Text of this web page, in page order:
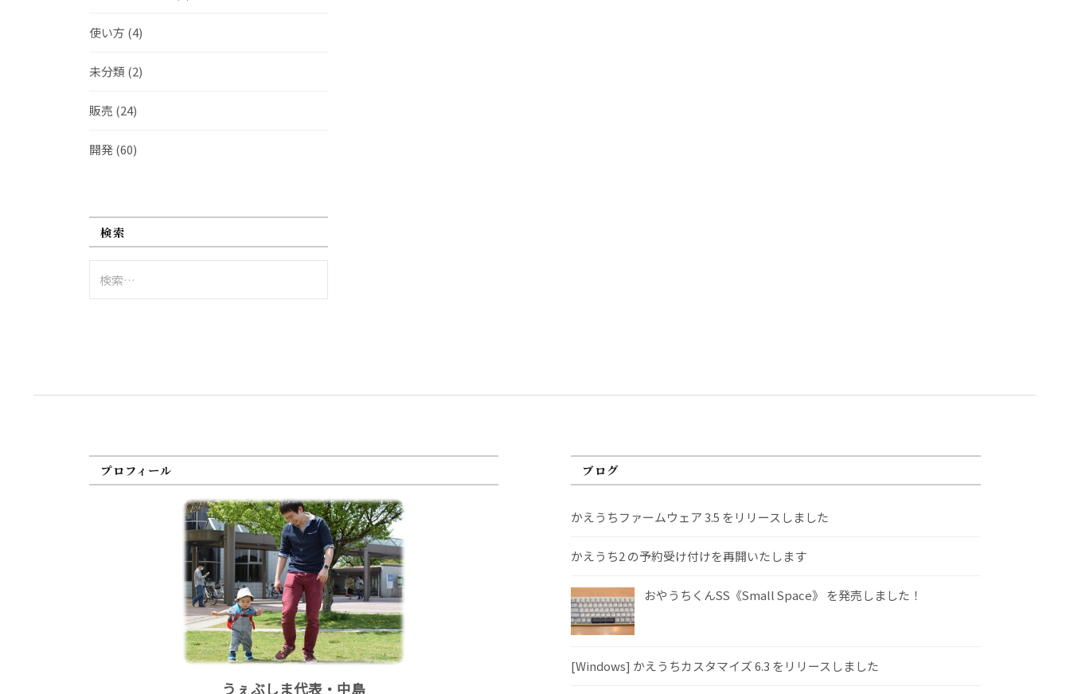
使い方 (4)
未分類 (2)
販売 (24)
開発(60)
検索
索:
プロフィール
うぇぶしま代表・中島
ブログ
かえうちファームウェア 3.5 をリリースしました
かえうち2 の予約受け付けを再開いたします
おやうちくんSS《Small Space》 を発売しました！
[Windows] かえうちカスタマイズ 6.3 をリリースしました